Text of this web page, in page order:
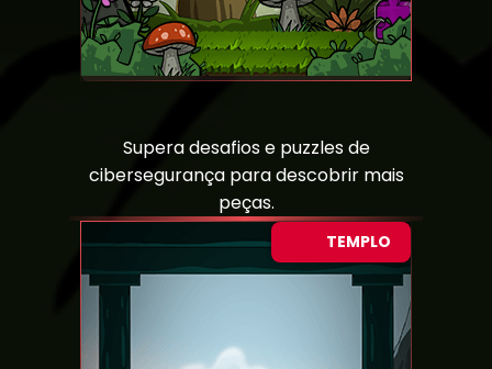
Supera desafios e puzzles de
cibersegurança para descobrir mais
peças.
TEMPLO